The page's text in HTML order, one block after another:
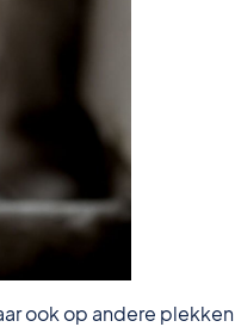
ook op andere plekken